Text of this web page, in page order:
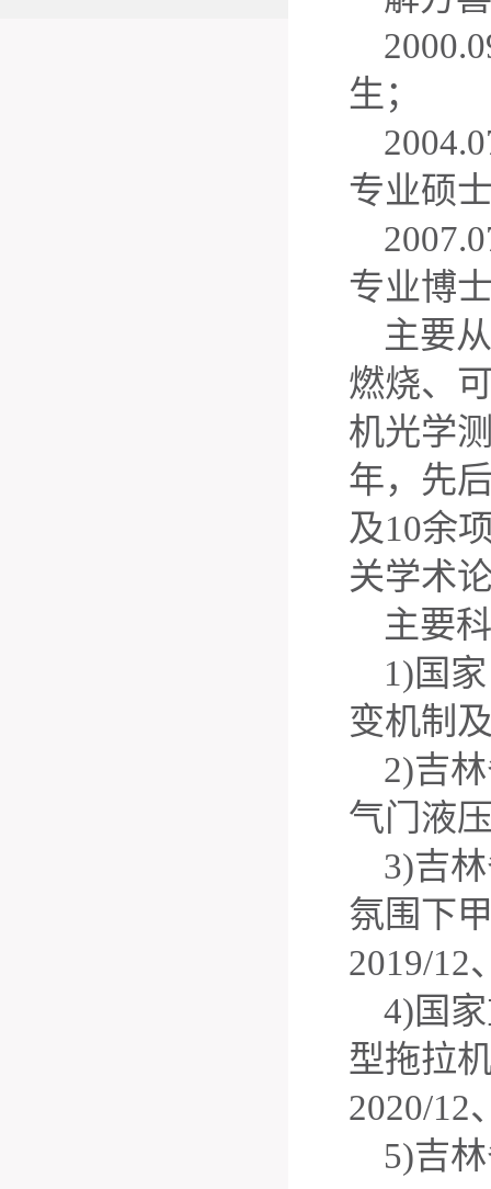
生；
专业硕
专业博
主要
燃烧、
机光学
年，先
及10余
关学术
主要
1)国
变机制
2)吉
气门液
3)吉
氛围下
2019/12
4)国
型拖拉
2020/12
5)吉